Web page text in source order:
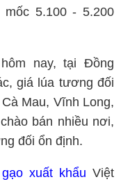
5.100 - 5.200
nay, tại Đồng
giá lúa tương đối
Mau, Vĩnh Long,
bán nhiều nơi,
đối ổn định.
xuất khẩu Việt